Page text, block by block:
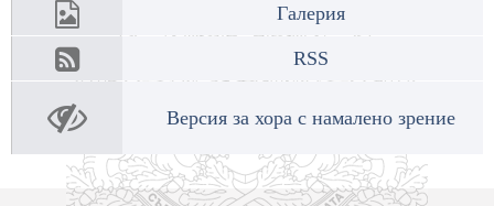
Галерия
RSS
Версия за хора с намалено зрение